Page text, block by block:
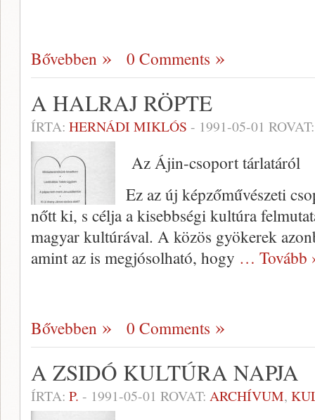
Bővebben 0 Comments
A HALRAJ RÖPTE
ÍRTA: HERNÁDI MIKLÓS - 1991-05-01
Az Ájin-csoport tárlatáról
Ez az új képzőművészeti
nőtt ki, s célja a kisebbségi kultúra
magyar kultúrával. A kö­zös gyökerek
amint az is megjósol­ható, hogy … Tovább
Bővebben 0 Comments
A ZSIDÓ KULTÚRA NAPJA
ÍRTA: P. - 1991-05-01 ROVAT: ARCHÍVUM,